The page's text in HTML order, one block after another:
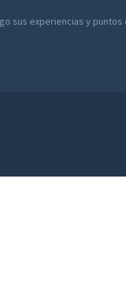
sus experiencias y